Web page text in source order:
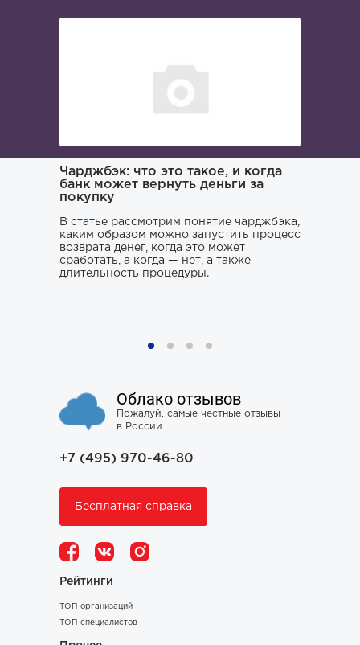
Чарджбэк: что это такое, и когда
банк может вернуть деньги за
покупку
В статье рассмотрим понятие чарджбэка,
каким образом можно запустить процесс
возврата денег, когда это может
сработать, а когда — нет, а также
длительность процедуры.
Облако отзывов
Пожалуй, самые честные отзывы
в России
+7 (495) 970-46-80
Бесплатная справка
Рейтинги
ТОП организаций
ТОП специалистов